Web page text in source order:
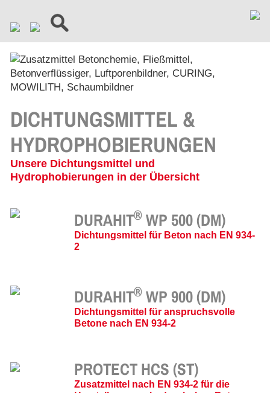
DICHTUNGSMITTEL &
HYDROPHOBIERUNGEN
Unsere Dichtungsmittel und
Hydrophobierungen in der Übersicht
DURAHIT® WP 500 (DM)
Dichtungsmittel für Beton nach EN 934-
2
DURAHIT® WP 900 (DM)
Dichtungsmittel für anspruchsvolle
Betone nach EN 934-2
PROTECT HCS (ST)
Zusatzmittel nach EN 934-2 für die